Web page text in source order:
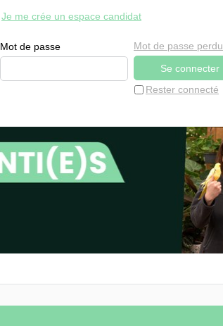
Mot de passe
Rester connecté
Mot de passe perdu
Je me crée un espace candidat